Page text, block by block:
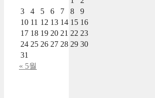
3
4 5 6 7 8
9
10 11 12 13 14 15 16
17 18 19 20 21 22 23
24 25 26 27 28 29 30
31
« 5월